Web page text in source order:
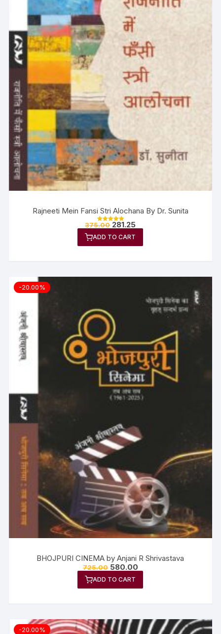
Rajneeti Mein Fansi Stri Alochana By Dr. Sunita
Rated
out of 5
375.00 281.25
ADD TO CART
-20.00%
BHOJPURI CINEMA by Anjani R Shrivastava
725.00 580.00
ADD TO CART
-20.00%